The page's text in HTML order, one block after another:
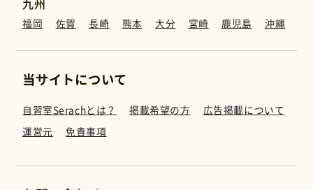
九州
福岡 佐賀 長崎 熊本 大分 宮崎 鹿児島 沖縄
当サイトについて
自習室Serachとは？ 掲載希望の方
広告掲載について
運営元
免責事項